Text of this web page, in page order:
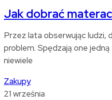
Jak dobrać materac
Przez lata obserwując ludzi,
problem. Spędzają one
niewiele
Zakupy
21 września